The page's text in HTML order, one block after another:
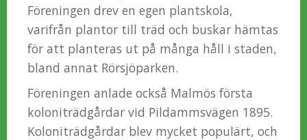
Föreningen drev en egen plantskola,
varifrån plantor till träd och buskar hämtas
för att planteras ut på många håll i staden,
bland annat Rörsjöparken.
Föreningen anlade också Malmös första
koloniträdgårdar vid Pildammsvägen 1895.
Koloniträdgårdar blev mycket populärt, och